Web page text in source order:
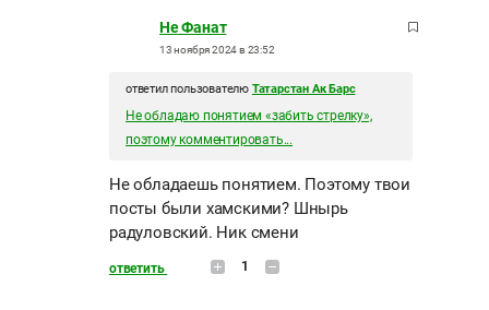
Не Фанат
13 ноября 2024 в 23:52
ответил пользователю Татарстан Ак Барс
Не обладаю понятием «забить стрелку»,
поэтому комментировать...
Не обладаешь понятием. Поэтому твои
посты были хамскими? Шнырь
радуловский. Ник смени
ответить 1